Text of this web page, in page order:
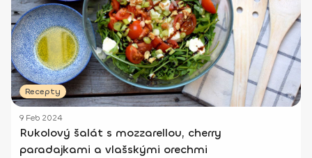
Recepty
9 Feb 2024
Rukolový šalát s mozzarellou, cherry
paradajkami a vlašskými orechmi